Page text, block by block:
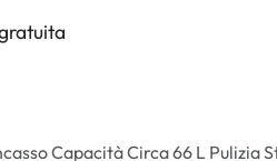
Capacità Circa 66 L Pulizia